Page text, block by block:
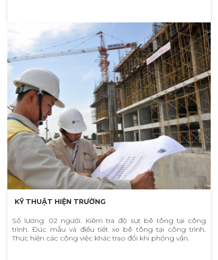
KỸ THUẬT HIỆN TRƯỜNG
Số lương: 02 người. Kiểm tra độ sụt bê tông tại công
trình. Đúc mẫu và điều tiết xe bê tông tại công trình.
Thực hiện các công việc khác trao đổi khi phỏng vấn.